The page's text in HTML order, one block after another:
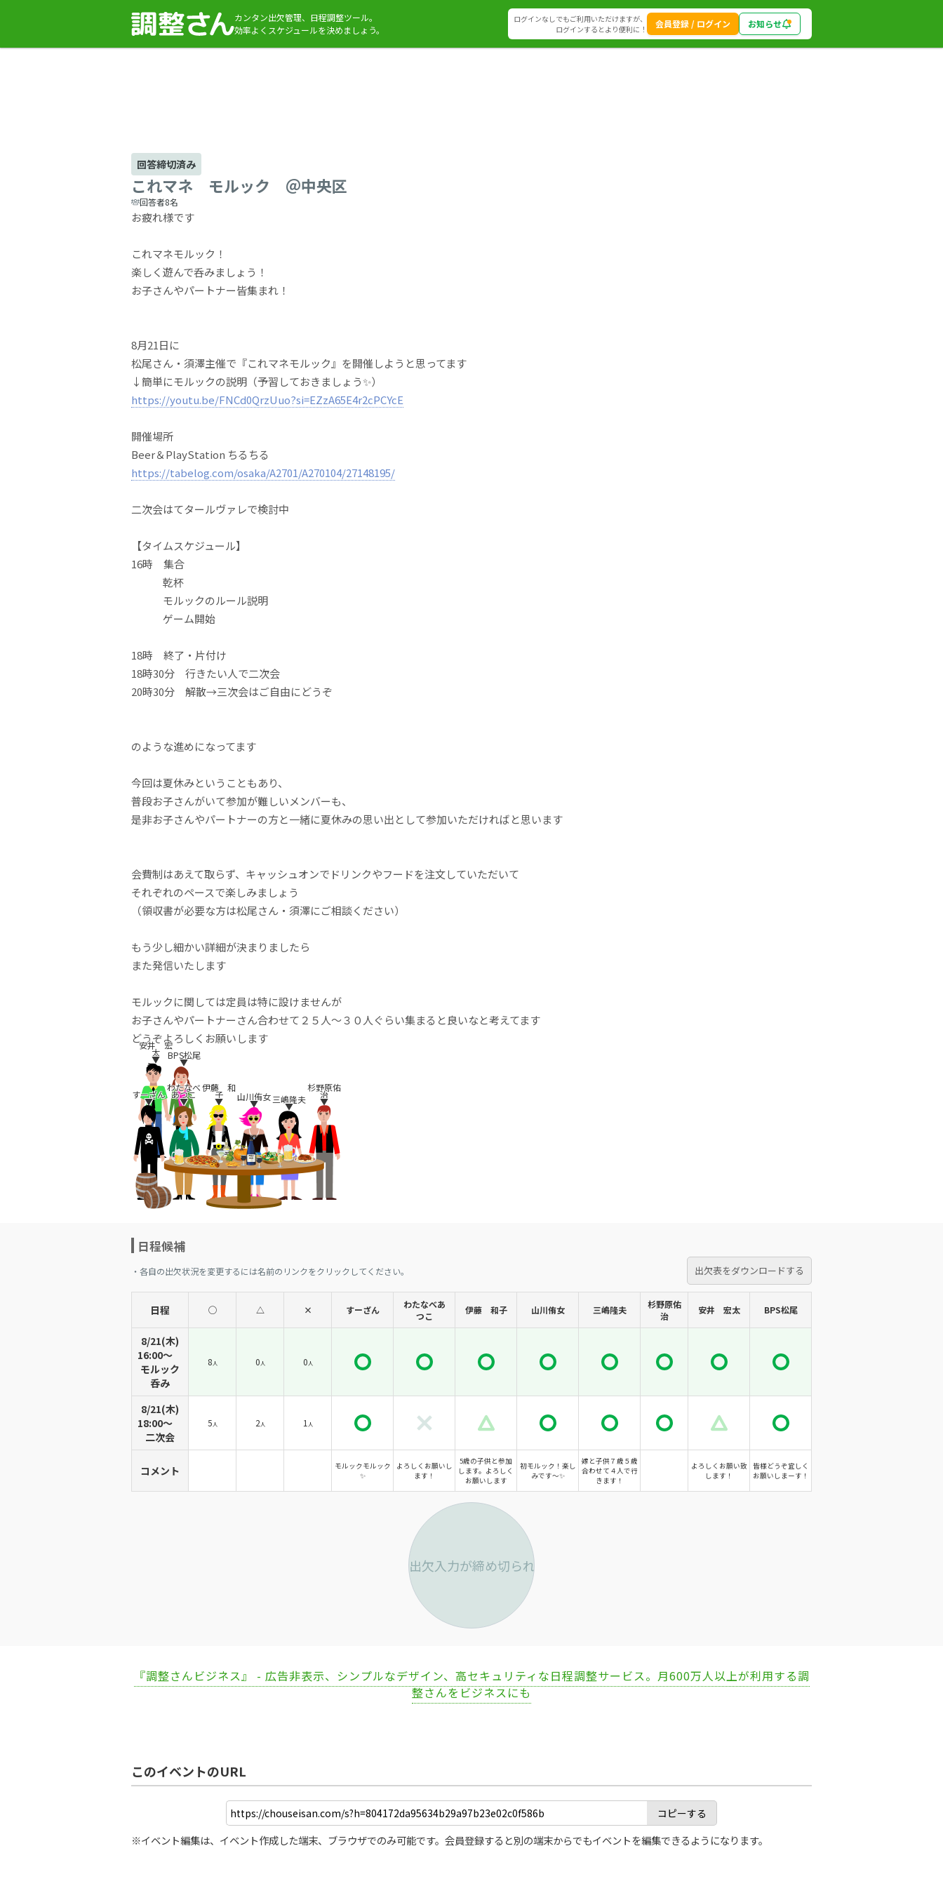
カンタン出欠管理、日程調整ツール。
効率よくスケジュールを決めましょう。
ログインなしでもご利用いただけますが、
ログインするとより便利に！
会員登録 / ログイン お知らせ
回答締切済み
これマネ モルック ＠中央区
回答者8名
お疲れ様です
これマネモルック！
楽しく遊んで呑みましょう！
お子さんやパートナー皆集まれ！
8月21日に
松尾さん・須澤主催で『これマネモルック』を開催しようと思ってます
↓簡単にモルックの説明（予習しておきましょう✨）
https://youtu.be/FNCd0QrzUuo?si=EZzA65E4r2cPCYcE
開催場所
Beer＆PlayStation ちるちる
https://tabelog.com/osaka/A2701/A270104/27148195/
二次会はてタールヴァレで検討中
【タイムスケジュール】
16時 集合
乾杯
モルックのルール説明
ゲーム開始
18時 終了・片付け
18時30分 行きたい人で二次会
20時30分 解散→三次会はご自由にどうぞ
のような進めになってます
今回は夏休みということもあり、
普段お子さんがいて参加が難しいメンバーも、
是非お子さんやパートナーの方と一緒に夏休みの思い出として参加いただければと思います
会費制はあえて取らず、キャッシュオンでドリンクやフードを注文していただいて
それぞれのペースで楽しみましょう
（領収書が必要な方は松尾さん・須澤にご相談ください）
もう少し細かい詳細が決まりましたら
また発信いたします
モルックに関しては定員は特に設けませんが
お子さんやパートナーさん合わせて２５人〜３０人ぐらい集まると良いなと考えてます
どうぞよろしくお願いします
すーざん
▼
わたなべ
あつこ
▼
伊藤 和
子
▼ 山川侑女
▼ 三嶋隆夫
▼
杉野原佑
治
▼
安井 宏
太
▼ BPS松尾
▼
日程候補
・各自の出欠状況を変更するには名前のリンクをクリックしてください。 出欠表をダウンロードする
日程 ◯ △ × すーざん
わたなべあ
つこ
伊藤 和子 山川侑女 三嶋隆夫
杉野原佑
治
安井 宏太 BPS松尾
8/21(木)
16:00〜
モルック
呑み
8人 0人 0人
8/21(木)
18:00〜
二次会
5人 2人 1 人
コメント
モルックモルック
✨
よろしくお願いし
ます！
5歳の子供と参加
します。よろしく
お願いします
初モルック！楽し
みです〜✨
嫁と子供７歳５歳
合わせて４人で行
きます！
よろしくお願い致
します！
皆様どうぞ宜しく
お願いしまーす！
『調整さんビジネス』 - 広告非表示、シンプルなデザイン、高セキュリティな日程調整サービス。月600万人以上が利用する調
整さんをビジネスにも
このイベントのURL
コピーする
※イベント編集は、イベント作成した端末、ブラウザでのみ可能です。会員登録すると別の端末からでもイベントを編集できるようになります。